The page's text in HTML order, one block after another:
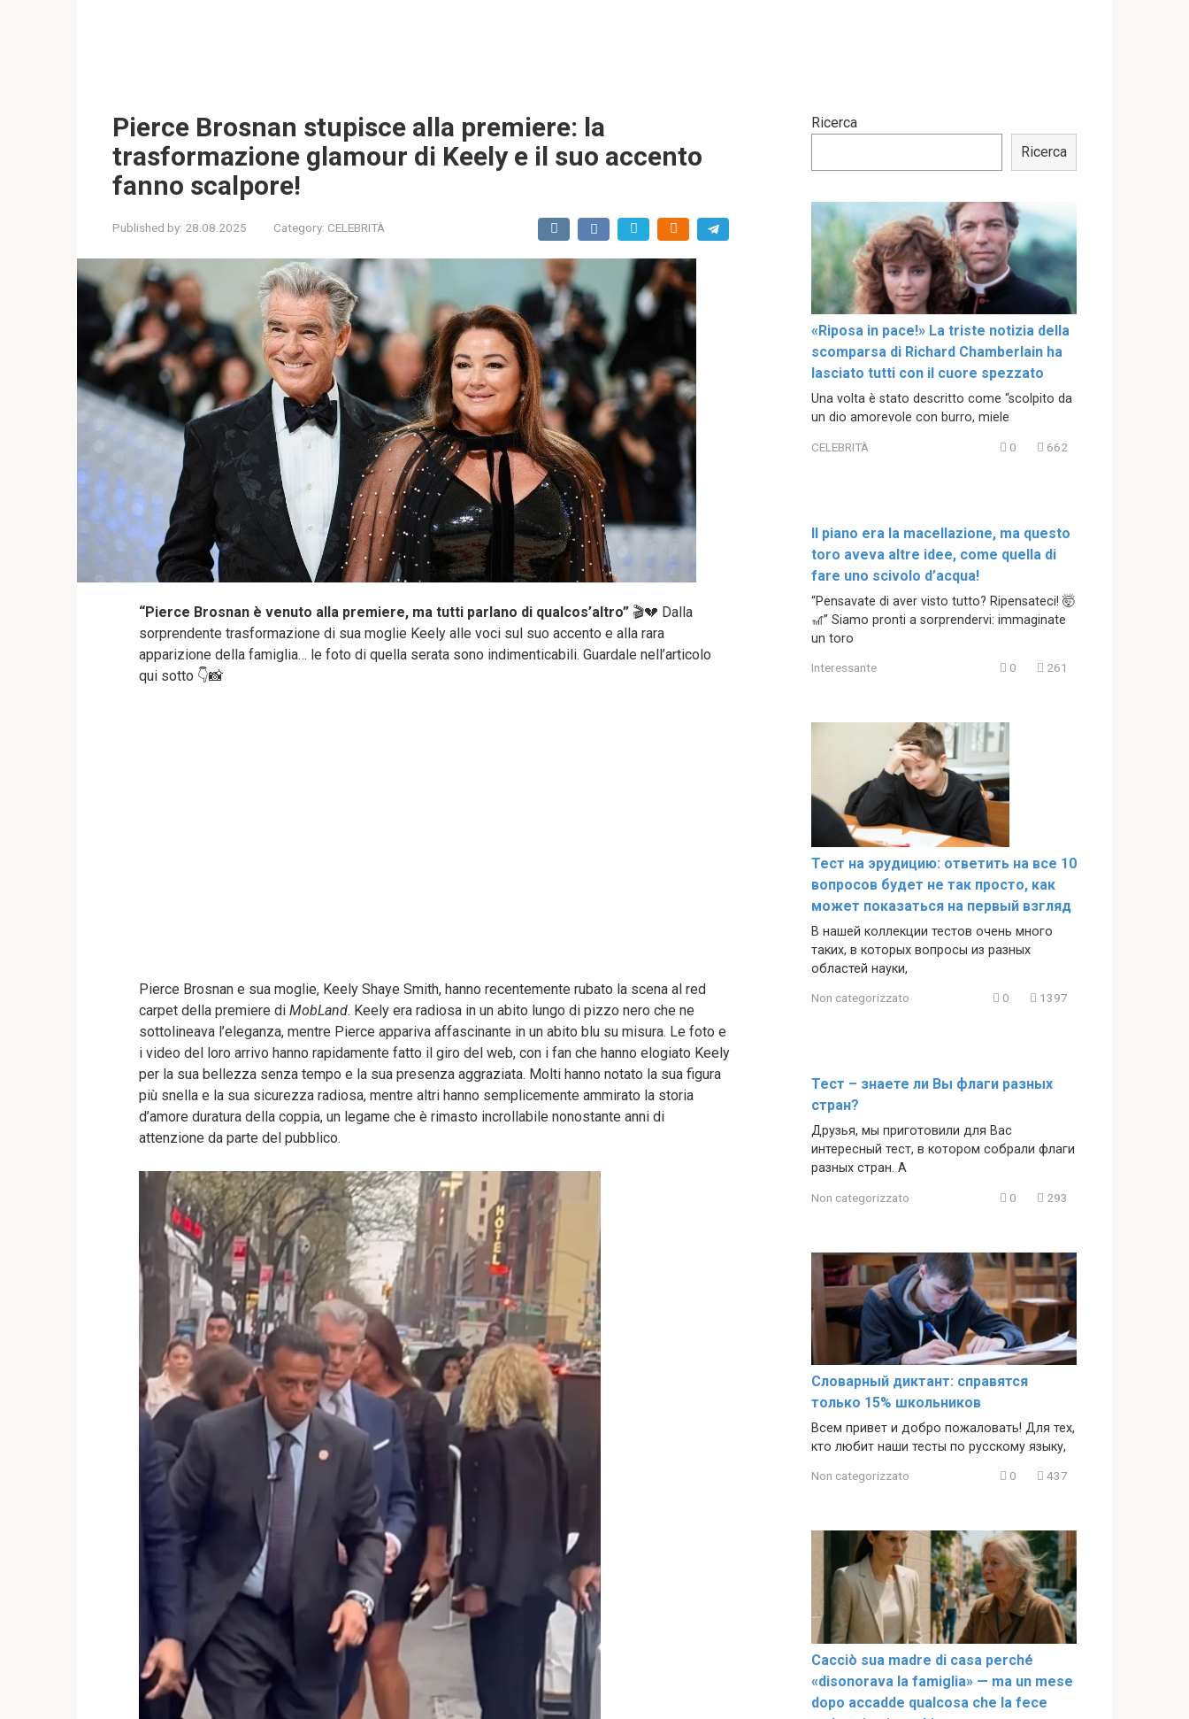
Pierce Brosnan stupisce alla premiere: la
trasformazione glamour di Keely e il suo accento
fanno scalpore!
Published by: 28.08.2025 Category: CELEBRITÀ
“Pierce Brosnan è venuto alla premiere, ma tutti parlano di qualcos’altro” 🎬💔 Dalla
sorprendente trasformazione di sua moglie Keely alle voci sul suo accento e alla rara
apparizione della famiglia… le foto di quella serata sono indimenticabili. Guardale nell’articolo
qui sotto 👇📸
Pierce Brosnan e sua moglie, Keely Shaye Smith, hanno recentemente rubato la scena al red
carpet della premiere di MobLand. Keely era radiosa in un abito lungo di pizzo nero che ne
sottolineava l’eleganza, mentre Pierce appariva affascinante in un abito blu su misura. Le foto e
i video del loro arrivo hanno rapidamente fatto il giro del web, con i fan che hanno elogiato Keely
per la sua bellezza senza tempo e la sua presenza aggraziata. Molti hanno notato la sua figura
più snella e la sua sicurezza radiosa, mentre altri hanno semplicemente ammirato la storia
d’amore duratura della coppia, un legame che è rimasto incrollabile nonostante anni di
attenzione da parte del pubblico.
Ricerca
Ricerca
«Riposa in pace!» La triste notizia della
scomparsa di Richard Chamberlain ha
lasciato tutti con il cuore spezzato
Una volta è stato descritto come “scolpito da
un dio amorevole con burro, miele
CELEBRITÀ 0 662
Il piano era la macellazione, ma questo
toro aveva altre idee, come quella di
fare uno scivolo d’acqua!
“Pensavate di aver visto tutto? Ripensateci! 🤯
🎢” Siamo pronti a sorprendervi: immaginate
un toro
Interessante 0 261
Тест на эрудицию: ответить на все 10
вопросов будет не так просто, как
может показаться на первый взгляд
В нашей коллекции тестов очень много
таких, в которых вопросы из разных
областей науки,
Non categorizzato 0 1397
Тест – знаете ли Вы флаги разных
стран?
Друзья, мы приготовили для Вас
интересный тест, в котором собрали флаги
разных стран. А
Non categorizzato 0 293
Словарный диктант: справятся
только 15% школьников
Всем привет и добро пожаловать! Для тех,
кто любит наши тесты по русскому языку,
Non categorizzato 0 437
Cacciò sua madre di casa perché
«disonorava la famiglia» — ma un mese
dopo accadde qualcosa che la fece